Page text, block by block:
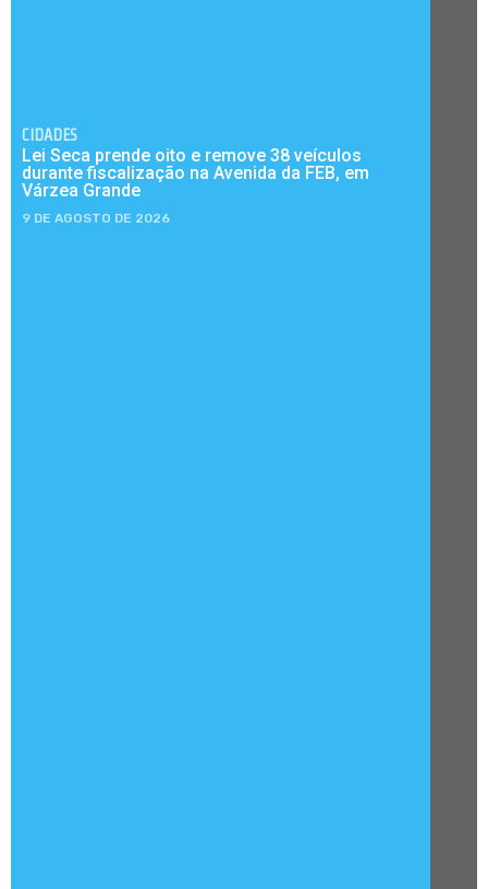
CIDADES
Lei Seca prende oito e remove 38 veículos
durante fiscalização na Avenida da FEB, em
Várzea Grande
9 DE AGOSTO DE 2026